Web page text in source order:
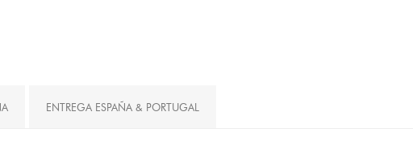
ENTREGA ESPAÑA & PORTUGAL